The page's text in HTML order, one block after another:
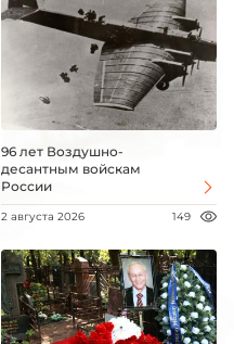
96 лет Воздушно-
десантным войскам
России
2 августа 2026 149